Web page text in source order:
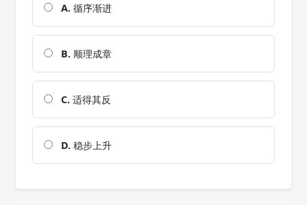
A. 循序渐进
B. 顺理成章
C. 适得其反
D. 稳步上升